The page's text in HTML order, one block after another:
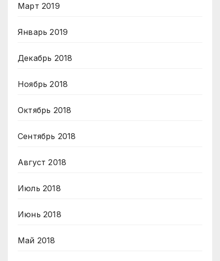
Март 2019
Январь 2019
Декабрь 2018
Ноябрь 2018
Октябрь 2018
Сентябрь 2018
Август 2018
Июль 2018
Июнь 2018
Май 2018